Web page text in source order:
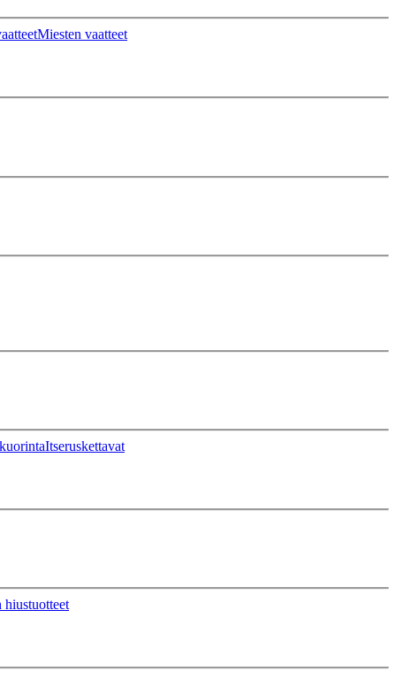
Miesten vaatteet
Itseruskettavat
hiustuotteet